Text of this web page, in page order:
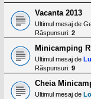
Vacanta 2013
Ultimul mesaj de
Răspunsuri: 2
Minicamping
Ultimul mesaj de
Răspunsuri: 9
Cheia
Ultimul mesaj de